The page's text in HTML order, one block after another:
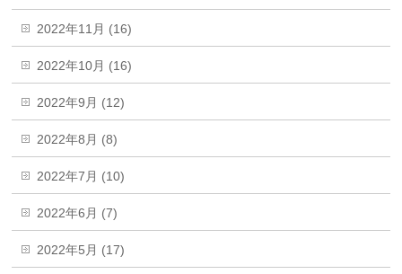
2022年11月 (16)
2022年10月 (16)
2022年9月 (12)
2022年8月 (8)
2022年7月 (10)
2022年6月 (7)
2022年5月 (17)